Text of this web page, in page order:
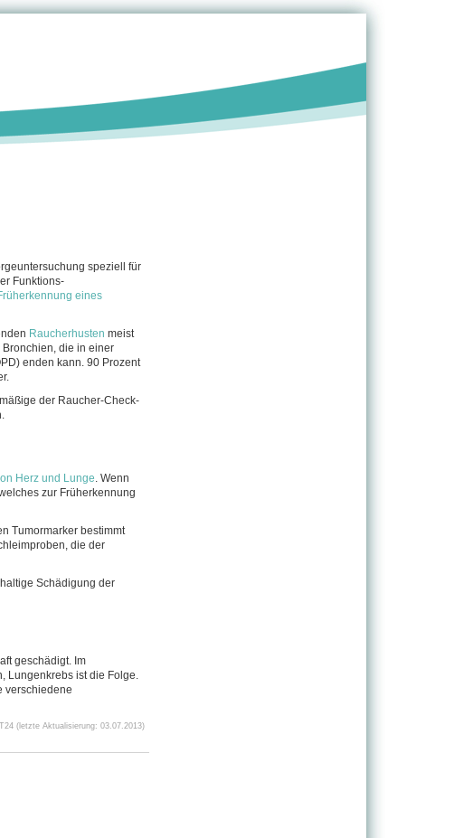
speziell für
Funktions­
eines
Raucherhusten meist
die in einer
enden kann. 90 Prozent
der Raucher-Check-
Herz und Lunge. Wenn
zur Früherkennung
Tumormarker bestimmt
die der
Schädigung der
geschädigt. Im
Lungenkrebs ist die Folge.
verschiedene
(letzte Aktualisierung: 03.07.2013)